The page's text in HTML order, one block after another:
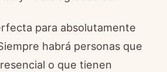
para absolutamente
habrá personas que
o que tienen